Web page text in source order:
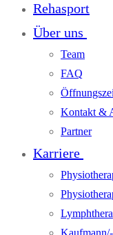
Rehasport
Über uns
Team
FAQ
Kontakt &
Partner
Karriere